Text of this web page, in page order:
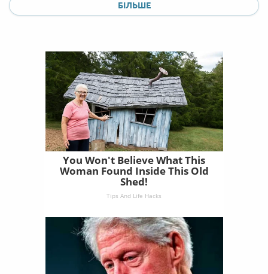
БІЛЬШЕ
You Won't Believe What This
Woman Found Inside This Old
Shed!
Tips And Life Hacks